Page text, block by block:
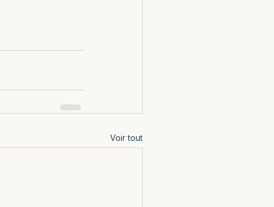
Voir tout